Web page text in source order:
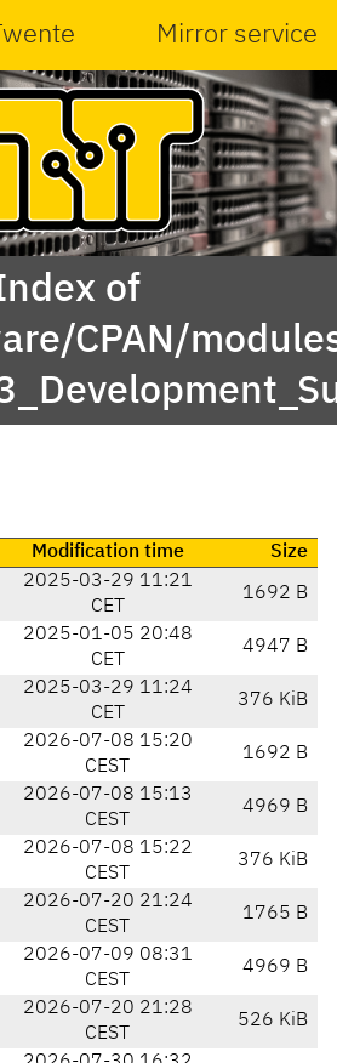
Mirror service
of
CPAN/
Modification time
Size
2025-03-29 11:21
CET
1692 B
2025-01-05 20:48
CET
4947 B
2025-03-29 11:24
CET
376 KiB
2026-07-08 15:20
CEST
1692 B
2026-07-08 15:13
CEST
4969 B
2026-07-08 15:22
CEST
376 KiB
2026-07-20 21:24
CEST
1765 B
2026-07-09 08:31
CEST
4969 B
2026-07-20 21:28
CEST
526 KiB